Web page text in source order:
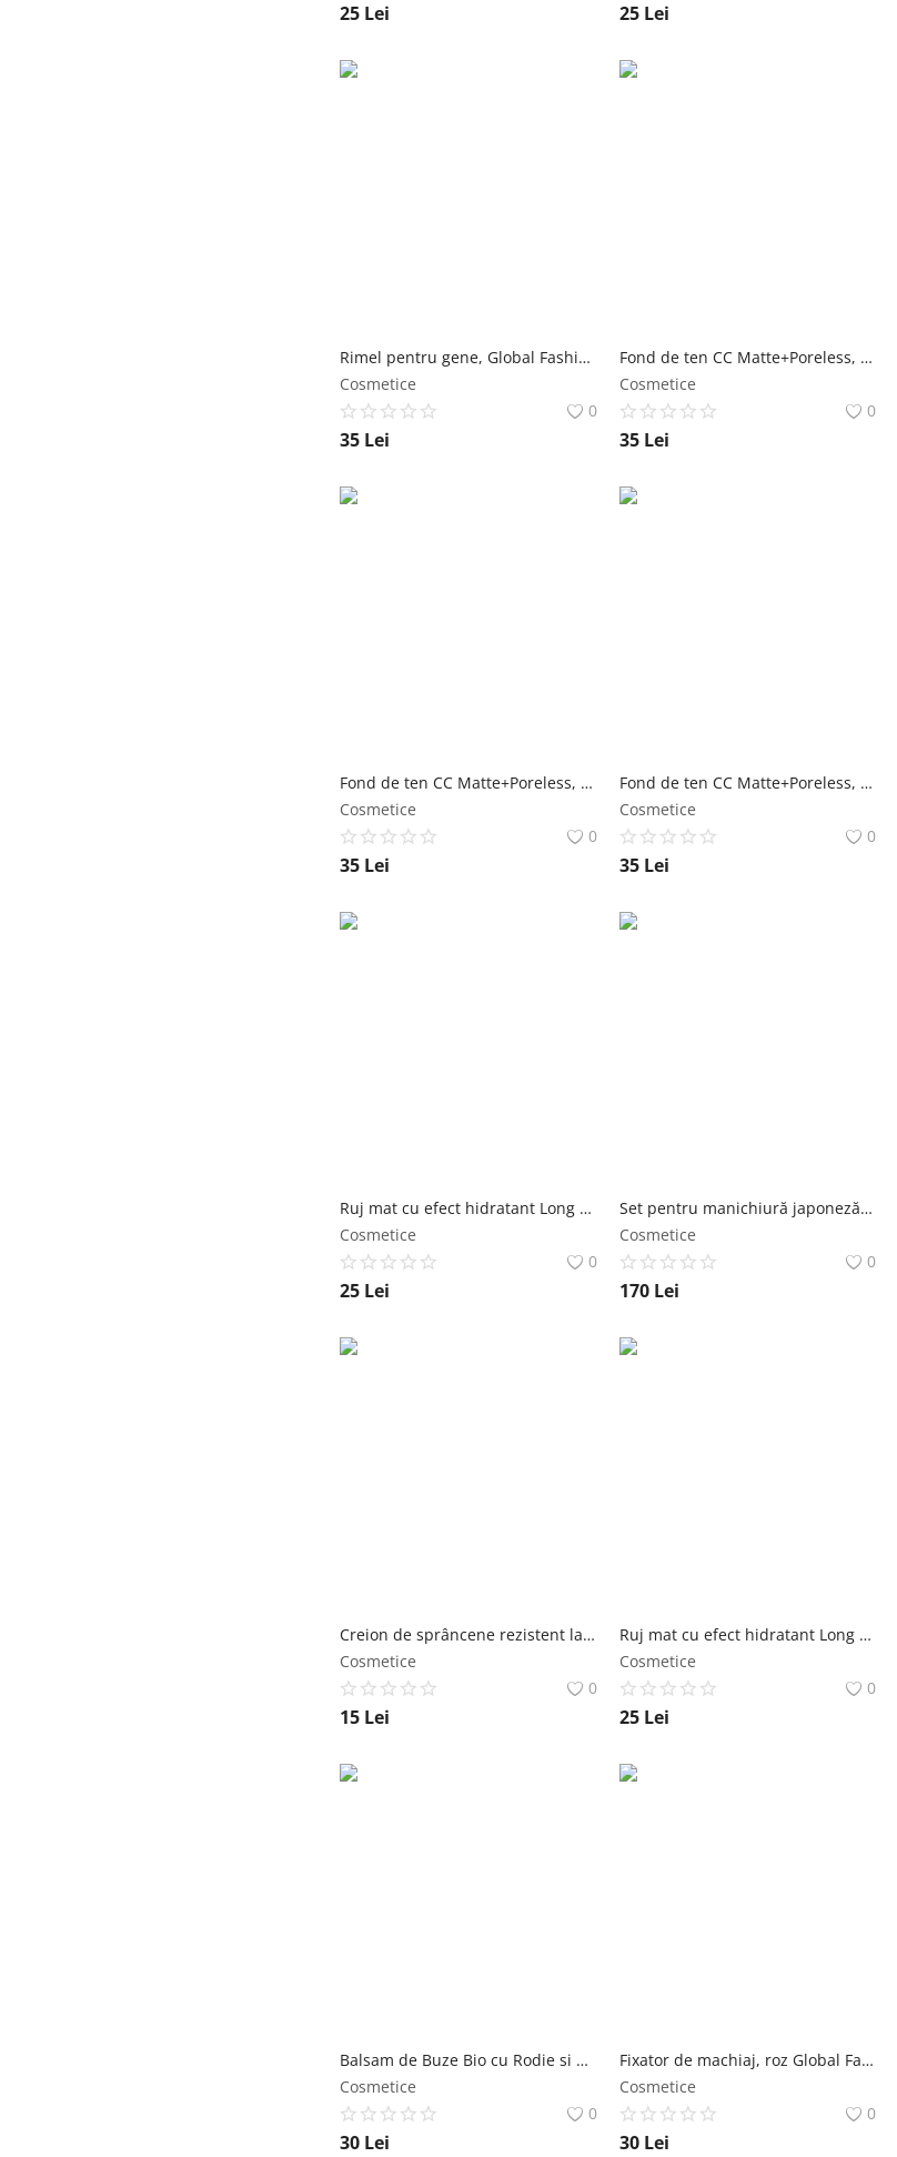
25 Lei 25 Lei
Rimel pentru gene, Global Fashion, Ocean Dense Mascara, Negru, GM1, 5 g Global Fashion
Cosmetice
0
35 Lei
Fond de ten CC Matte+Poreless, Global Fashion, G014, Honey, 30 ml Global Fashion
Cosmetice
0
35 Lei
Fond de ten CC Matte+Poreless, Global Fashion, G011, Warm Beige, 30 ml Global Fashion
Cosmetice
0
35 Lei
Fond de ten CC Matte+Poreless, Global Fashion, G018, Deep Cocoa, 30 ml Global Fashion
Cosmetice
0
35 Lei
Ruj mat cu efect hidratant Long Lasting Global Fashion, GF38005 #120, 3.5 g Global Fashion
Cosmetice
0
25 Lei
Set pentru manichiură japoneză +2 pile + betisoare de portocal Global Fashion
Cosmetice
0
170 Lei
Creion de sprâncene rezistent la apă cu textură foarte fină, Global Fashion, GF38018, #102 Grayish Brown Global Fashion
Cosmetice
0
15 Lei
Ruj mat cu efect hidratant Long Lasting Global Fashion, GF38005 #102 Global Fashion
Cosmetice
0
25 Lei
Balsam de Buze Bio cu Rodie si Argan - Lavera Bio Repair Organic Pomegranate & Organic Argan Oil, 4.5 g Lavera
Cosmetice
0
30 Lei
Fixator de machiaj, roz Global Fashion
Cosmetice
0
30 Lei